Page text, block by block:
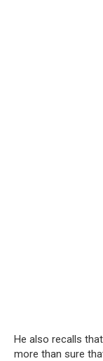
He also recalls
more than sure